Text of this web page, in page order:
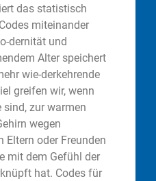
das statistisch
miteinander
dernität und
Alter speichert
wie-derkehrende
greifen wir, wenn
zur warmen
wegen
Eltern oder Freunden
mit dem Gefühl der
hat. Codes für